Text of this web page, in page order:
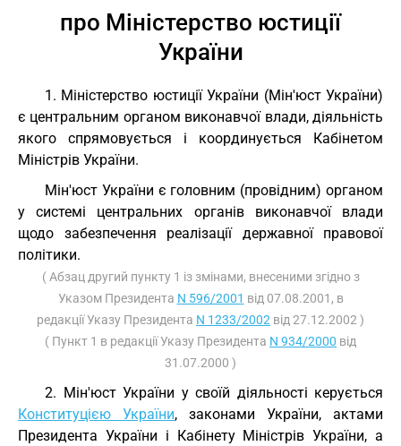
про Міністерство юстиції
України
1. Міністерство юстиції України (Мін'юст України)
є центральним органом виконавчої влади, діяльність
якого спрямовується і координується Кабінетом
Міністрів України.
Мін'юст України є головним (провідним) органом
у системі центральних органів виконавчої влади
щодо забезпечення реалізації державної правової
політики.
( Абзац другий пункту 1 із змінами, внесеними згідно з
Указом Президента N 596/2001 від 07.08.2001, в
редакції Указу Президента N 1233/2002 від 27.12.2002 )
( Пункт 1 в редакції Указу Президента N 934/2000 від
31.07.2000 )
2. Мін'юст України у своїй діяльності керується
Конституцією України, законами України, актами
Президента України і Кабінету Міністрів України, а